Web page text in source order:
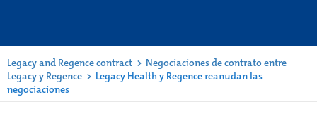
Legacy and Regence contract > Negociaciones de contrato entre
Legacy y Regence > Legacy Health y Regence reanudan las
negociaciones